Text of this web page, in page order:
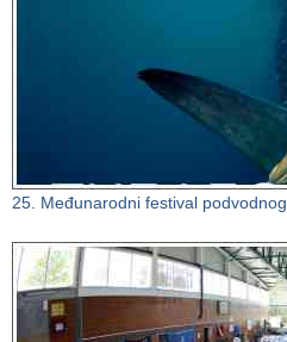
25. Međunarodni festival